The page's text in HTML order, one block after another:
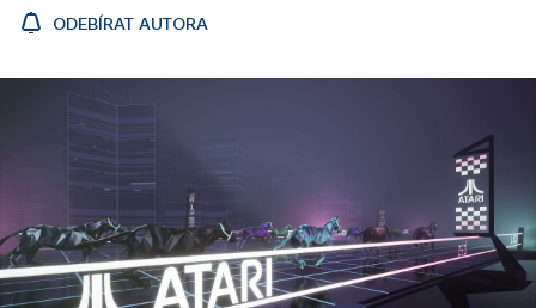
ODEBÍRAT AUTORA